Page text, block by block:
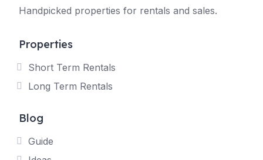
Handpicked properties for rentals and sales.
Properties
Short Term Rentals
Long Term Rentals
Blog
Guide